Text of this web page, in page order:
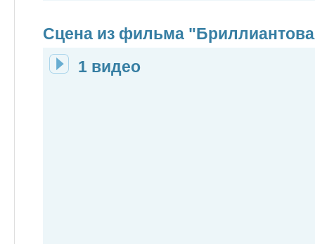
Сцена из фильма
1 видео